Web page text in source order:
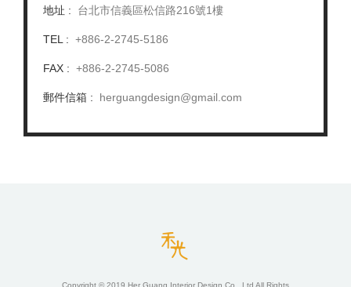
地址 : 台北市信義區松信路216號1樓
TEL : +886-2-2745-5186
FAX : +886-2-2745-5086
郵件信箱 : herguangdesign@gmail.com
Copyright © 2019 Her Guang Interior Design Co,. Ltd All Rights